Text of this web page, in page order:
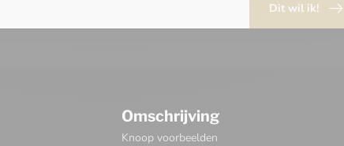
Dit wil ik!
Omschrijving
Knoop voorbeelden